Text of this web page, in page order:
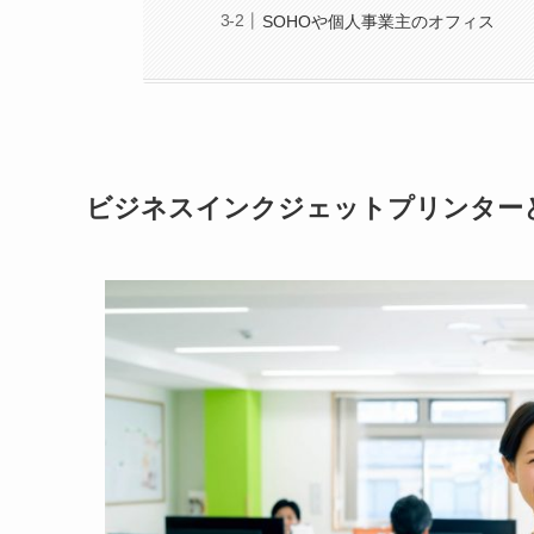
SOHOや個人事業主のオフィス
ビジネスインクジェットプリンター